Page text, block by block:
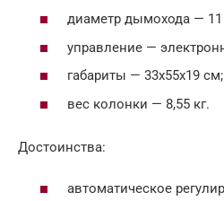
диаметр дымохода —
управление —
габариты — 33х55х19 см;
вес колонки — 8,55 кг.
Достоинства:
автоматическое